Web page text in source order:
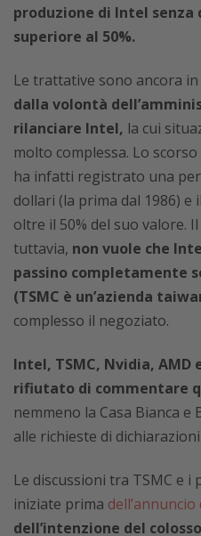
produzione di Intel
superiore al 50%.
Le trattative sono ancora
dalla volontà
rilanciare Intel, la cui
molto complessa. Lo
ha infatti registrato una
dollari (la prima dal 1986) e
oltre il 50% del suo valore.
tuttavia, non vuole che
passino completamente
(TSMC è un’azienda
complesso il negoziato.
Intel, TSMC, Nvidia, AMD
rifiutato di commentare
nemmeno la Casa Bianca
alle richieste di
Le discussioni tra TSMC e
iniziate prima
dell’intenzione del